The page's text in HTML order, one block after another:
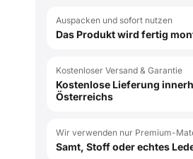
Auspacken und sofort nutzen
Das Produkt wird fertig
Kostenloser Versand & Garantie
Kostenlose Lieferung
Österreichs
Wir verwenden nur Premium-
Samt, Stoff oder echtes